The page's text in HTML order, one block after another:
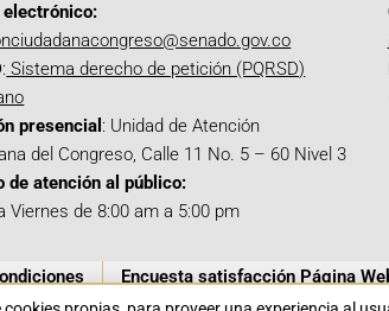
electrónico:
: Sistema derecho de petición (PQRSD)
presencial : Unidad de Atención
del Congreso, Calle 11 No. 5 – 60 Nivel 3
de atención al público:
Viernes de 8:00 am a 5:00 pm
Encuesta satisfacción Página